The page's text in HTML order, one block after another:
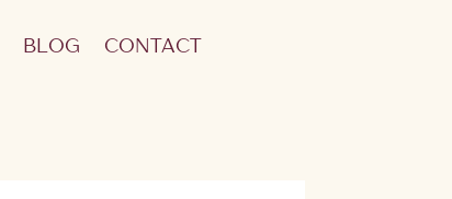
BLOG CONTACT